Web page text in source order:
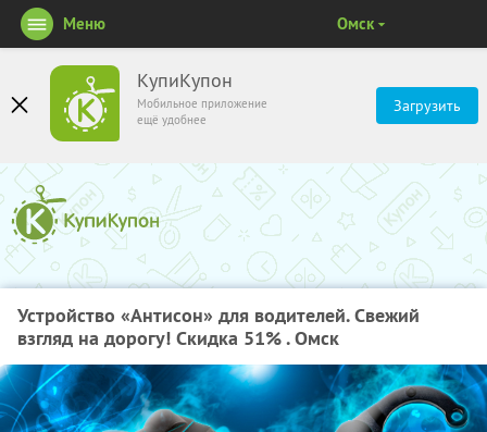
КупиКупон
Мобильное приложение
ещё удобнее
Загрузить
Меню Омск
Устройство «Антисон» для водителей. Свежий
взгляд на дорогу! Скидка 51% . Омск